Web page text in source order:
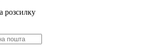
розсилку